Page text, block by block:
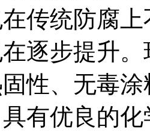
传统防腐
逐步提升
性、无毒
有优良的